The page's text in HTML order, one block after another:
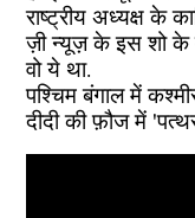
राष्ट्रीय अध्यक्ष के
ज़ी न्यूज़ के इस शो के
वो ये था.
पश्चिम बंगाल में
दीदी की फ़ौज में